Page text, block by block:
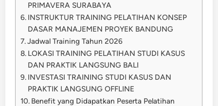
PRIMAVERA SURABAYA
INSTRUKTUR TRAINING PELATIHAN KONSEP
DASAR MANAJEMEN PROYEK BANDUNG
Jadwal Training Tahun 2026
LOKASI TRAINING PELATIHAN STUDI KASUS
DAN PRAKTIK LANGSUNG BALI
INVESTASI TRAINING STUDI KASUS DAN
PRAKTIK LANGSUNG OFFLINE
Benefit yang Didapatkan Peserta Pelatihan